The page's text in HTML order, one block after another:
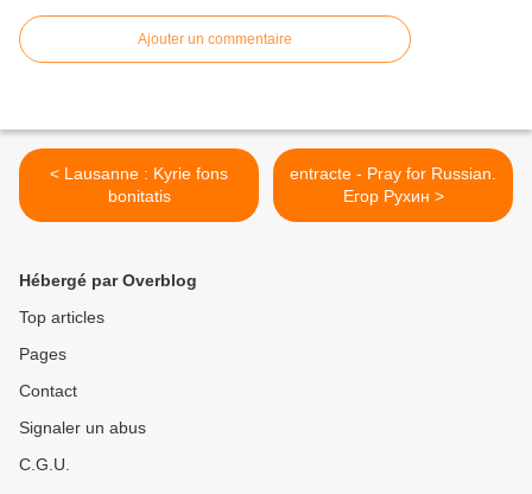
Ajouter un commentaire
< Lausanne : Kyrie fons
bonitatis
entracte - Pray for Russian.
Егор Рухин >
Hébergé par Overblog
Top articles
Pages
Contact
Signaler un abus
C.G.U.